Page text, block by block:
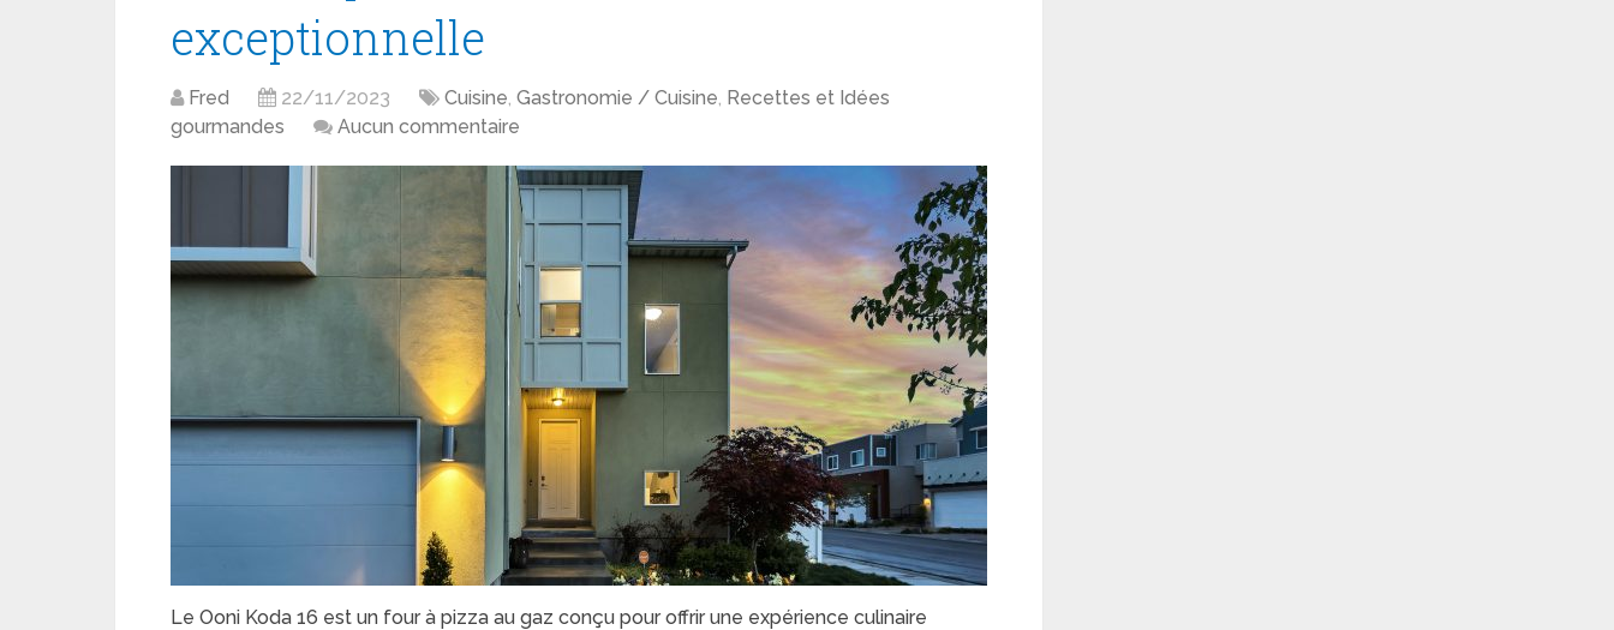
exceptionnelle
Fred 22/11/2023 Cuisine, Gastronomie / Cuisine, Recettes et Idées
gourmandes
Aucun commentaire
Le Ooni Koda 16 est un four à pizza au gaz conçu pour offrir une expérience culinaire